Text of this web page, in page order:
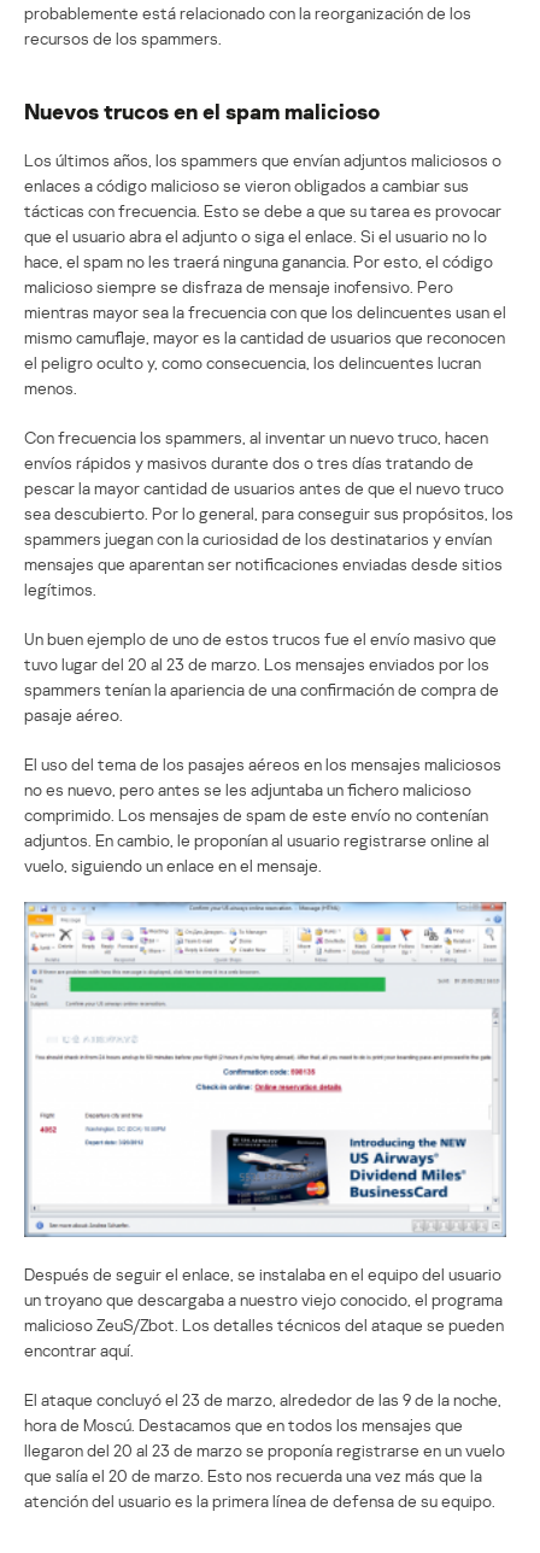
probablemente está relacionado con la reorganización de los
recursos de los spammers.
Nuevos trucos en el spam malicioso
Los últimos años, los spammers que envían adjuntos maliciosos o
enlaces a código malicioso se vieron obligados a cambiar sus
tácticas con frecuencia. Esto se debe a que su tarea es provocar
que el usuario abra el adjunto o siga el enlace. Si el usuario no lo
hace, el spam no les traerá ninguna ganancia. Por esto, el código
malicioso siempre se disfraza de mensaje inofensivo. Pero
mientras mayor sea la frecuencia con que los delincuentes usan el
mismo camuflaje, mayor es la cantidad de usuarios que reconocen
el peligro oculto y, como consecuencia, los delincuentes lucran
menos.
Con frecuencia los spammers, al inventar un nuevo truco, hacen
envíos rápidos y masivos durante dos o tres días tratando de
pescar la mayor cantidad de usuarios antes de que el nuevo truco
sea descubierto. Por lo general, para conseguir sus propósitos, los
spammers juegan con la curiosidad de los destinatarios y envían
mensajes que aparentan ser notificaciones enviadas desde sitios
legítimos.
Un buen ejemplo de uno de estos trucos fue el envío masivo que
tuvo lugar del 20 al 23 de marzo. Los mensajes enviados por los
spammers tenían la apariencia de una confirmación de compra de
pasaje aéreo.
El uso del tema de los pasajes aéreos en los mensajes maliciosos
no es nuevo, pero antes se les adjuntaba un fichero malicioso
comprimido. Los mensajes de spam de este envío no contenían
adjuntos. En cambio, le proponían al usuario registrarse online al
vuelo, siguiendo un enlace en el mensaje.
Después de seguir el enlace, se instalaba en el equipo del usuario
un troyano que descargaba a nuestro viejo conocido, el programa
malicioso ZeuS/Zbot. Los detalles técnicos del ataque se pueden
encontrar aquí.
El ataque concluyó el 23 de marzo, alrededor de las 9 de la noche,
hora de Moscú. Destacamos que en todos los mensajes que
llegaron del 20 al 23 de marzo se proponía registrarse en un vuelo
que salía el 20 de marzo. Esto nos recuerda una vez más que la
atención del usuario es la primera línea de defensa de su equipo.